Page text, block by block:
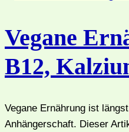
Vegane
B12,
Vegane Ernährung ist
Anhängerschaft. Dieser